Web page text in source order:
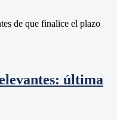
de que finalice el plazo
última